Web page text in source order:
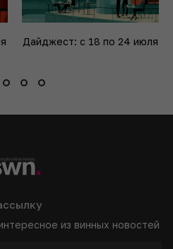
Дайджест: с 18 по 24 июля
из винных новостей